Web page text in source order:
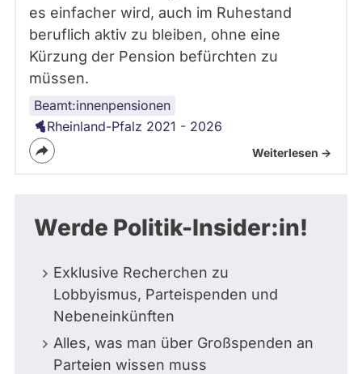
es einfacher wird, auch im Ruhestand
beruflich aktiv zu bleiben, ohne eine
Kürzung der Pension befürchten zu
müssen.
Beamt:innenpensionen
Rheinland-Pfalz 2021 - 2026
Weiterlesen ->
Werde Politik-Insider:in!
Exklusive Recherchen zu
Lobbyismus, Parteispenden und
Nebeneinkünften
Alles, was man über Großspenden an
Parteien wissen muss